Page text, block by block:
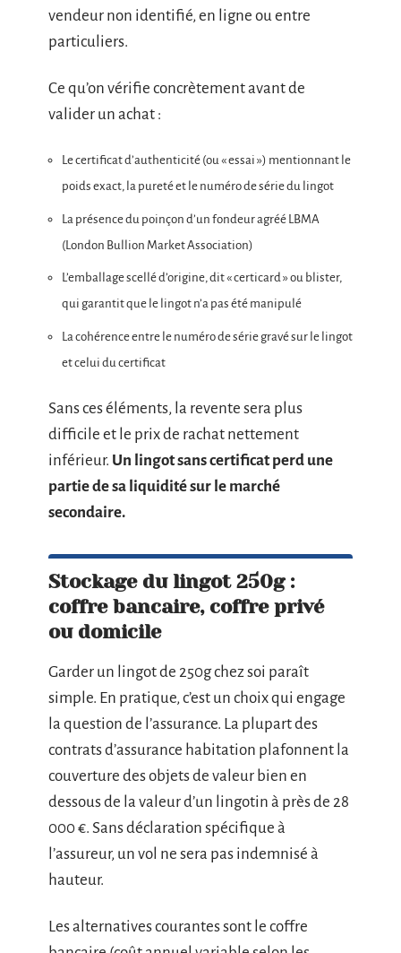
vendeur non identifié, en ligne ou entre
particuliers.
Ce qu’on vérifie concrètement avant de
valider un achat :
Le certificat d’authenticité (ou « essai ») mentionnant le
poids exact, la pureté et le numéro de série du lingot
La présence du poinçon d’un fondeur agréé LBMA
(London Bullion Market Association)
L’emballage scellé d’origine, dit « certicard » ou blister,
qui garantit que le lingot n’a pas été manipulé
La cohérence entre le numéro de série gravé sur le lingot
et celui du certificat
Sans ces éléments, la revente sera plus
difficile et le prix de rachat nettement
inférieur. Un lingot sans certificat perd une
partie de sa liquidité sur le marché
secondaire.
Stockage du lingot 250g :
coffre bancaire, coffre privé
ou domicile
Garder un lingot de 250g chez soi paraît
simple. En pratique, c’est un choix qui engage
la question de l’assurance. La plupart des
contrats d’assurance habitation plafonnent la
couverture des objets de valeur bien en
dessous de la valeur d’un lingotin à près de 28
000 €. Sans déclaration spécifique à
l’assureur, un vol ne sera pas indemnisé à
hauteur.
Les alternatives courantes sont le coffre